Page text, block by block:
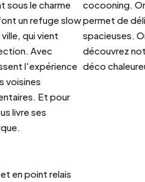
sous le charme
un refuge slow
qui vient
Avec
l'expérience
voisines
Et pour
livre ses
cocooning.
permet de
spacieuses.
découvrez
déco
en point relais